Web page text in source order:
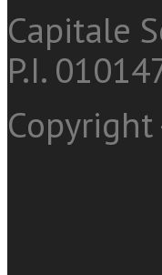
Capitale
P.I.